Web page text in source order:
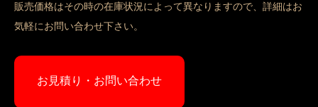
販売価格はその時の在庫状況によって異なりますので、詳細はお
気軽にお問い合わせ下さい。
お見積り・お問い合わせ